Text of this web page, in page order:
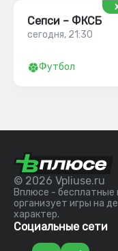
Сепси – ФКСБ
сегодня, 21:30
Футбол
© 2026 Vpliuse.ru
Вплюсе - бесплатные
организует игры на
характер.
Социальные сети